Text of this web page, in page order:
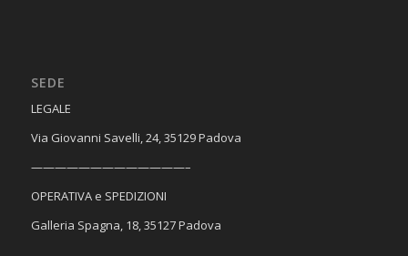
SEDE
​LEGALE
Via Giovanni Savelli, 24, 35129 Padova
—————————————–
OPERATIVA e SPEDIZIONI
Galleria Spagna, 18, 35127 Padova